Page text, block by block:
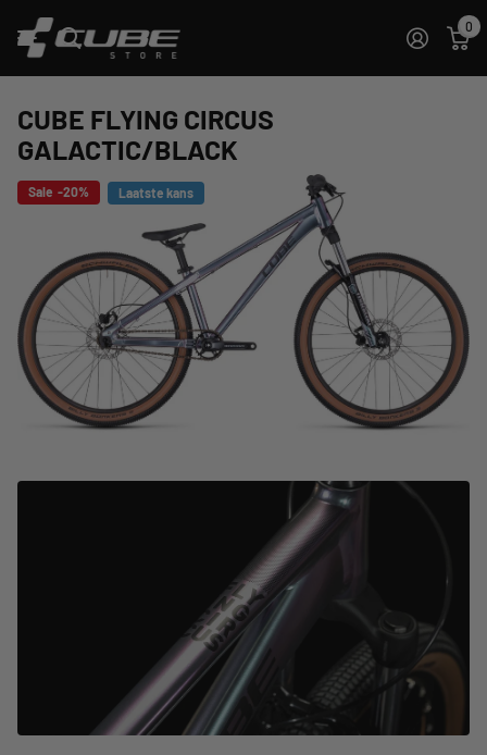
0
CUBE FLYING CIRCUS
GALACTIC/BLACK
Sale -20% Laatste kans